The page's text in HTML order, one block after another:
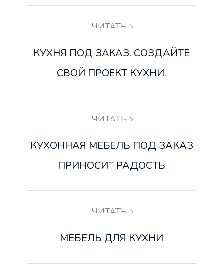
ЧИТАТЬ
КУХНЯ ПОД ЗАКАЗ. СОЗДАЙТЕ
СВОЙ ПРОЕКТ КУХНИ.
ЧИТАТЬ
КУХОННАЯ МЕБЕЛЬ ПОД ЗАКАЗ
ПРИНОСИТ РАДОСТЬ
ЧИТАТЬ
МЕБЕЛЬ ДЛЯ КУХНИ